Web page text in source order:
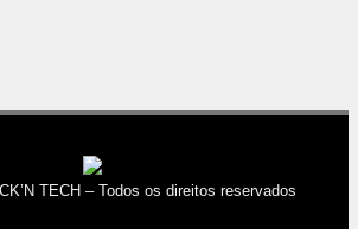
TECH – Todos os direitos reservados